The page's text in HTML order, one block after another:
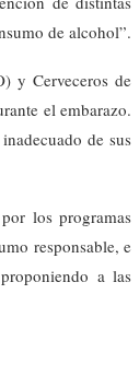
de alcohol”.
y Cerveceros de
el embarazo.
de sus
los programas
responsable, e
a las